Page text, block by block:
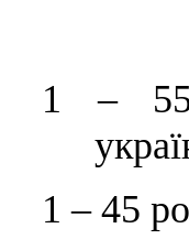
1–55
1–45